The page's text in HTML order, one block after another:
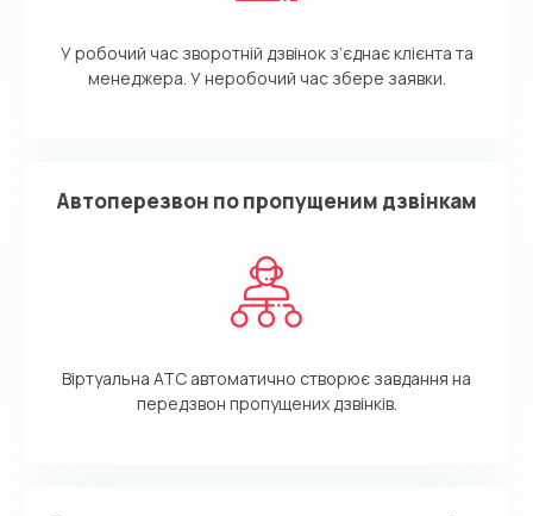
У робочий час зворотній дзвінок з’єднає клієнта та
менеджера. У неробочий час збере заявки.
Автоперезвон по пропущеним дзвінкам
Віртуальна АТС автоматично створює завдання на
передзвон пропущених дзвінків.